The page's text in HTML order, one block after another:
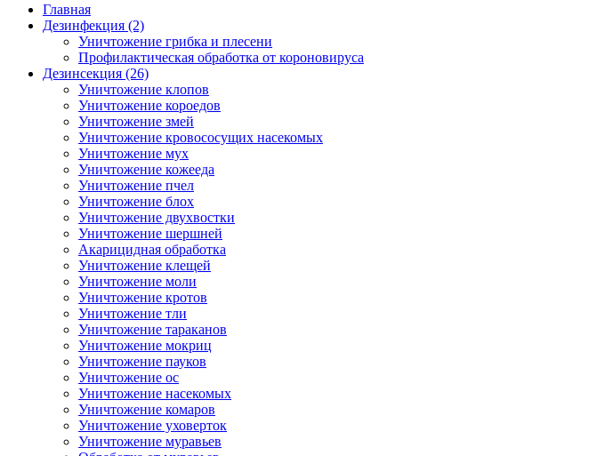
Главная
Дезинфекция (2)
Уничтожение грибка и плесени
Профилактическая обработка от короновируса
Дезинсекция (26)
Уничтожение клопов
Уничтожение короедов
Уничтожение змей
Уничтожение кровососущих насекомых
Уничтожение мух
Уничтожение кожееда
Уничтожение пчел
Уничтожение блох
Уничтожение двухвостки
Уничтожение шершней
Акарицидная обработка
Уничтожение клещей
Уничтожение моли
Уничтожение кротов
Уничтожение тли
Уничтожение тараканов
Уничтожение мокриц
Уничтожение пауков
Уничтожение ос
Уничтожение насекомых
Уничтожение комаров
Уничтожение уховерток
Уничтожение муравьев